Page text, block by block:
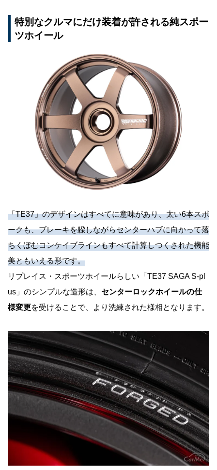
特別なクルマにだけ装着が許される純スポー
ツホイール
「TE37」のデザインはすべてに意味があり、太い6本スポ
ークも、ブレーキを躱しながらセンターハブに向かって落
ちくぼむコンケイブラインもすべて計算しつくされた機能
美ともいえる形です。
リプレイス・スポーツホイールらしい「TE37 SAGA S-pl
us」のシンプルな造形は、 センターロックホイールの仕
様変更 を受けることで、より洗練された様相となります。